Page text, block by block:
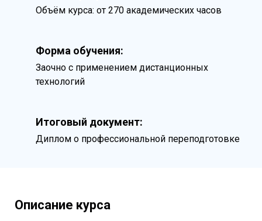
Объём курса: от 270 академических часов
Форма обучения:
Заочно с применением дистанционных
технологий
Итоговый документ:
Диплом о профессиональной переподготовке
Описание курса